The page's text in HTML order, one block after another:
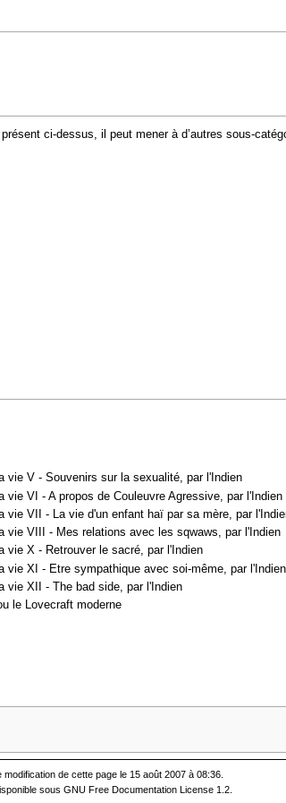
ci-dessus, il peut mener à d’autres sous-
vie V - Souvenirs sur la sexualité, par l'Indien
vie VI - A propos de Couleuvre Agressive, par l'Indien
vie VII - La vie d'un enfant haï par sa mère, par
vie VIII - Mes relations avec les sqwaws, par l'Indien
vie X - Retrouver le sacré, par l'Indien
vie XI - Etre sympathique avec soi-même, par l'Indien
vie XII - The bad side, par l'Indien
le Lovecraft moderne
modification de cette page le 15 août 2007 à 08:36.
sousGNU Free Documentation License 1.2